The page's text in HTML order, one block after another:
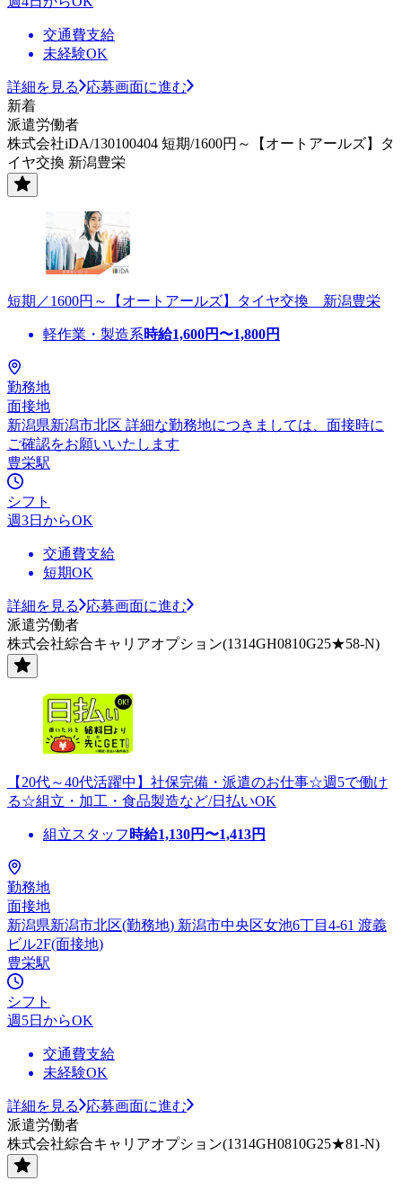
交通費支給
未経験OK
詳細を見る
応募画面に進む
新着
派遣労働者
株式会社iDA/130100404 短期/1600円～【オートアールズ】タ
イヤ交換 新潟豊栄
短期／1600円～【オートアールズ】タイヤ交換 新潟豊栄
軽作業・製造系時給1,600円〜1,800円
勤務地
面接地
新潟県新潟市北区 詳細な勤務地につきましては、面接時に
ご確認をお願いいたします
豊栄駅
シフト
週3日からOK
交通費支給
短期OK
詳細を見る
応募画面に進む
派遣労働者
株式会社綜合キャリアオプション(1314GH0810G25★58-N)
【20代～40代活躍中】社保完備・派遣のお仕事☆週5で働け
る☆組立・加工・食品製造など/日払いOK
組立スタッフ 時給1,130円〜1,413円
勤務地
面接地
新潟県新潟市北区(勤務地) 新潟市中央区女池6丁目4-61 渡義
ビル2F(面接地)
豊栄駅
シフト
週5日からOK
交通費支給
未経験OK
詳細を見る
応募画面に進む
派遣労働者
株式会社綜合キャリアオプション(1314GH0810G25★81-N)